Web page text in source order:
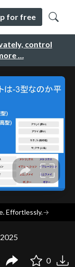
control
…
for free
Effortlessly.→
0